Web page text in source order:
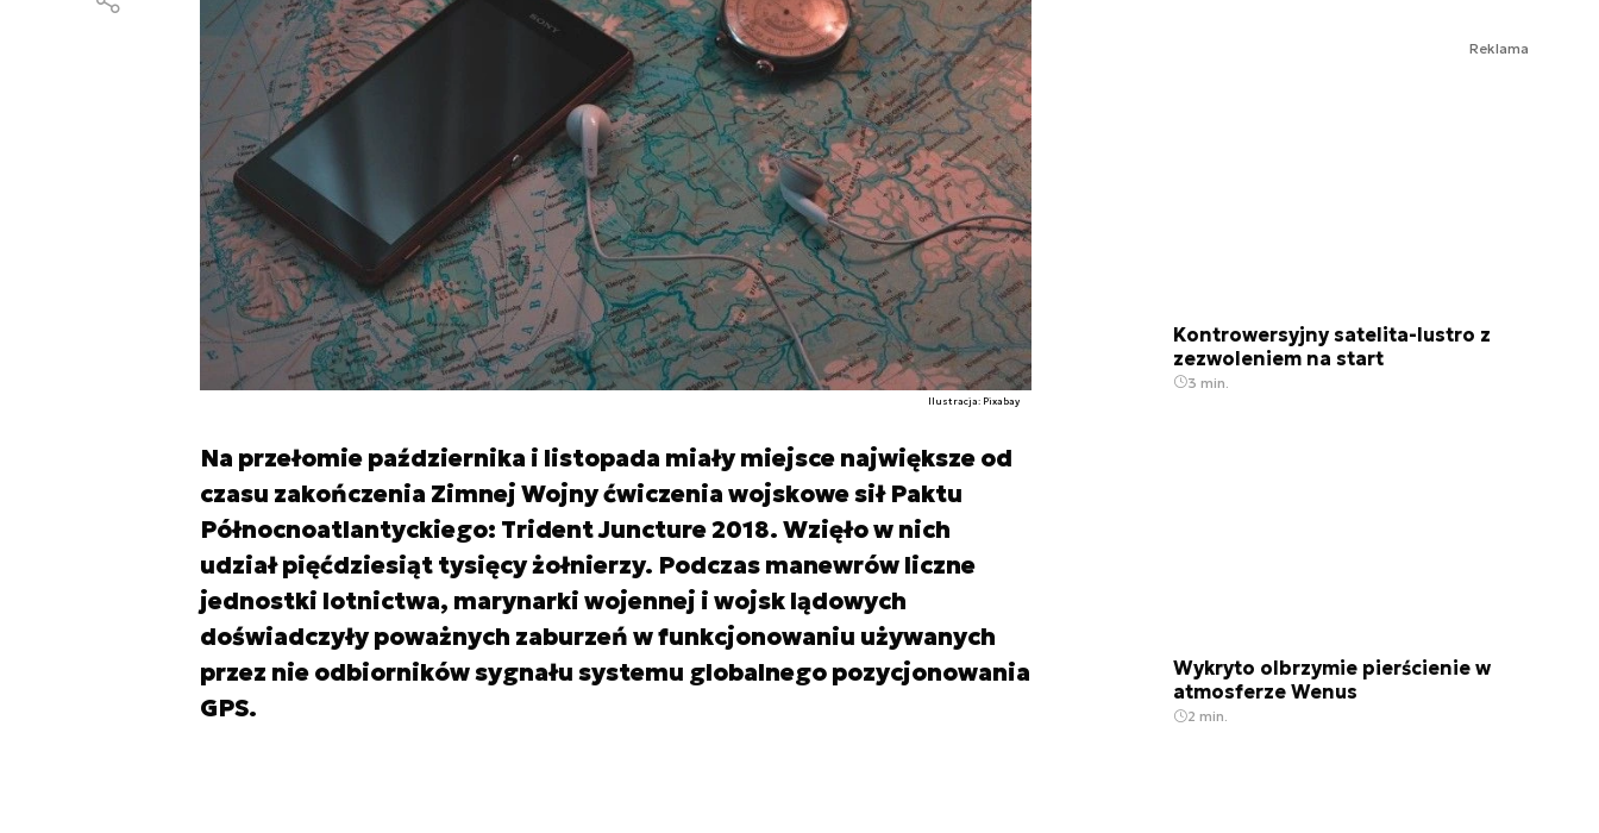
Ilustracja: Pixabay
Na przełomie października i listopada miały miejsce największe od
czasu zakończenia Zimnej Wojny ćwiczenia wojskowe sił Paktu
Północnoatlantyckiego: Trident Juncture 2018. Wzięło w nich
udział pięćdziesiąt tysięcy żołnierzy. Podczas manewrów liczne
jednostki lotnictwa, marynarki wojennej i wojsk lądowych
doświadczyły poważnych zaburzeń w funkcjonowaniu używanych
przez nie odbiorników sygnału systemu globalnego pozycjonowania
GPS.
Reklama
Kontrowersyjny satelita-lustro z
zezwoleniem na start
3 min.
Wykryto olbrzymie pierścienie w
atmosferze Wenus
2 min.